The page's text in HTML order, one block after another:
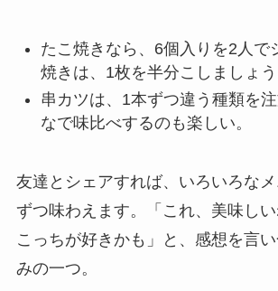
たこ焼きなら、6個入りを2人で
焼きは、1枚を半分こしましょう
串カツは、1本ずつ違う種類を
なで味比べするのも楽しい。
友達とシェアすれば、いろいろな
ずつ味わえます。「これ、美味し
こっちが好きかも」と、感想を言
みの一つ。